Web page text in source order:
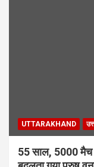
UTTARAKHAND
55 साल, 5000 मैच